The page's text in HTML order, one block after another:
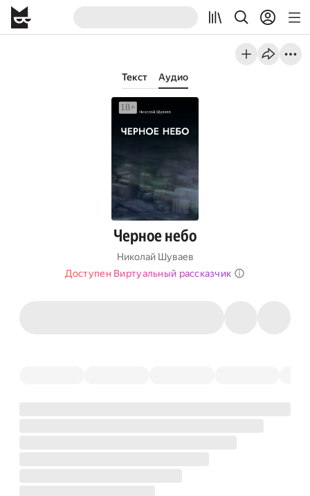
Текст Аудио
Черное небо
Николай Шуваев
Доступен Виртуальный рассказчик